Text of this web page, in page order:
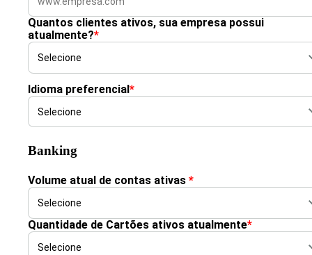
Quantos clientes ativos, sua empresa possui
atualmente?*
Idioma preferencial*
Banking
Volume atual de contas ativas *
Quantidade de Cartões ativos atualmente*